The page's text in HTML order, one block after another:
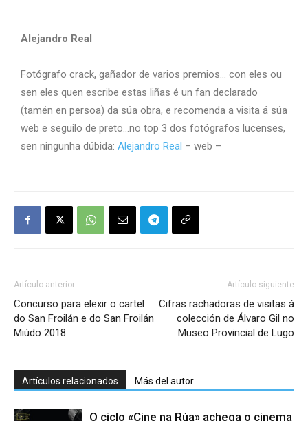
Alejandro Real
Fotógrafo crack, gañador de varios premios… con eles ou
sen eles quen escribe estas liñas é un fan declarado
(tamén en persoa) da súa obra, e recomenda a visita á súa
web e seguilo de preto…no top 3 dos fotógrafos lucenses,
sen ningunha dúbida: Alejandro Real – web –
Artículo anterior
Concurso para elexir o cartel
do San Froilán e do San Froilán
Miúdo 2018
Artículo siguiente
Cifras rachadoras de visitas á
colección de Álvaro Gil no
Museo Provincial de Lugo
Artículos relacionados Más del autor
O ciclo «Cine na Rúa» achega o cinema